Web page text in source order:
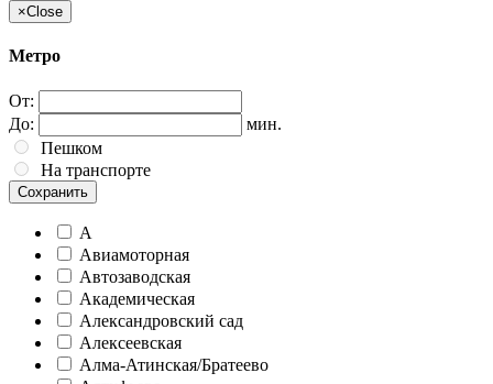
×Close
Метро
От:
До:
мин.
Пешком
На транспорте
Сохранить
А
Авиамоторная
Автозаводская
Академическая
Александровский сад
Алексеевская
Алма-Атинская/Братеево